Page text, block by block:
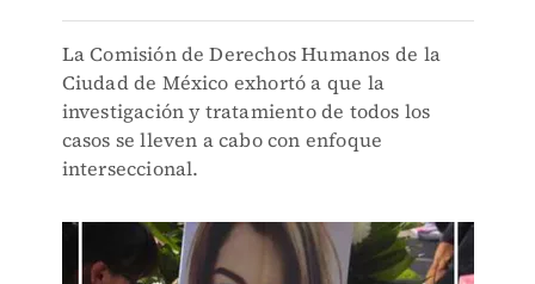
La Comisión de Derechos Humanos de la
Ciudad de México exhortó a que la
investigación y tratamiento de todos los
casos se lleven a cabo con enfoque
interseccional.